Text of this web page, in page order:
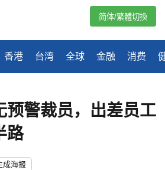
香港 台湾 全球 金融 消费
简体/繁體切換
预警裁员，出差员工
路
成海报